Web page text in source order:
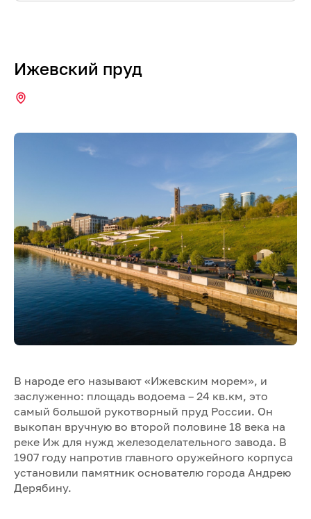
Ижевский пруд
В народе его называют «Ижевским морем», и
заслуженно: площадь водоема – 24 кв.км, это
самый большой рукотворный пруд России. Он
выкопан вручную во второй половине 18 века на
реке Иж для нужд железоделательного завода. В
1907 году напротив главного оружейного корпуса
установили памятник основателю города Андрею
Дерябину.